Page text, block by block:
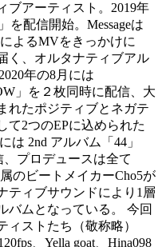
ブアーティスト。2019年
を配信開始。Messageは
よるMVをきっかけに
く、オルタナティブアル
年の8月には
」を２枚同時に配信、大
れたポジティブとネガテ
て2つのEPに込められた
は 2nd アルバム「44」
プロデュースは全て
のビートメイカーCho5が
ティブサウンドにより1層
バムとなっている。 今回
ストたち（敬称略）
、Yella goat、Hina098